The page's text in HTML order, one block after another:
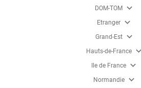
DOM-TOM expand_more
Etranger expand_more
Grand-Est expand_more
Hauts-de-France expand_more
Ile de France expand_more
Normandie expand_more